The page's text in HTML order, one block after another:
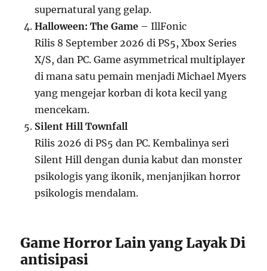
supernatural yang gelap.
Halloween: The Game – IllFonic
Rilis 8 September 2026 di PS5, Xbox Series
X/S, dan PC. Game asymmetrical multiplayer
di mana satu pemain menjadi Michael Myers
yang mengejar korban di kota kecil yang
mencekam.
Silent Hill Townfall
Rilis 2026 di PS5 dan PC. Kembalinya seri
Silent Hill dengan dunia kabut dan monster
psikologis yang ikonik, menjanjikan horror
psikologis mendalam.
Game Horror Lain yang Layak Di
antisipasi